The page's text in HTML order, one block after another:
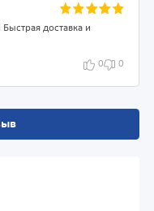
Быстрая доставка и
0 0